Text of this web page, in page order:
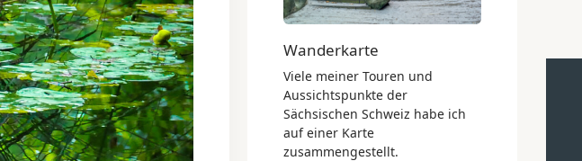
Wanderkarte
Viele meiner Touren und
Aussichtspunkte der
Sächsischen Schweiz habe ich
auf einer Karte
zusammengestellt.